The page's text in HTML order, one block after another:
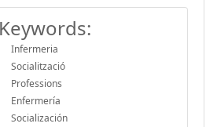
Keywords:
Infermeria
Socialització
Professions
Enfermería
Socialización